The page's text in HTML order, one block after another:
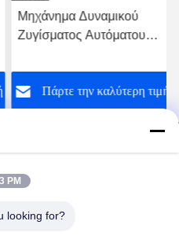
Μηχάνημα Δυναμικού
Ζυγίσματος Αυτόματου
Ακρίβειας για Συσκευασία
ΤροφίμωνΠάρτε την καλύτερη τιμή
PM
looking for?